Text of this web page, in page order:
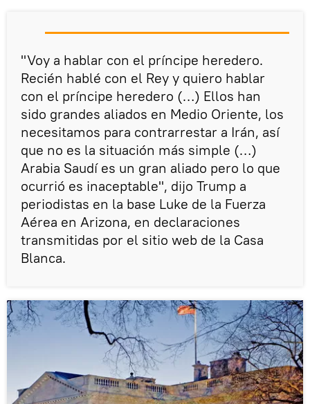
"Voy a hablar con el príncipe heredero.
Recién hablé con el Rey y quiero hablar
con el príncipe heredero (…) Ellos han
sido grandes aliados en Medio Oriente, los
necesitamos para contrarrestar a Irán, así
que no es la situación más simple (…)
Arabia Saudí es un gran aliado pero lo que
ocurrió es inaceptable", dijo Trump a
periodistas en la base Luke de la Fuerza
Aérea en Arizona, en declaraciones
transmitidas por el sitio web de la Casa
Blanca.